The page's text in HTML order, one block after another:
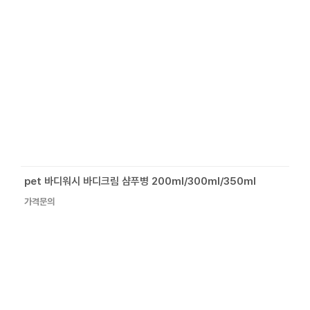
pet 바디워시 바디크림 샴푸병 200ml/300ml/350ml
가격문의